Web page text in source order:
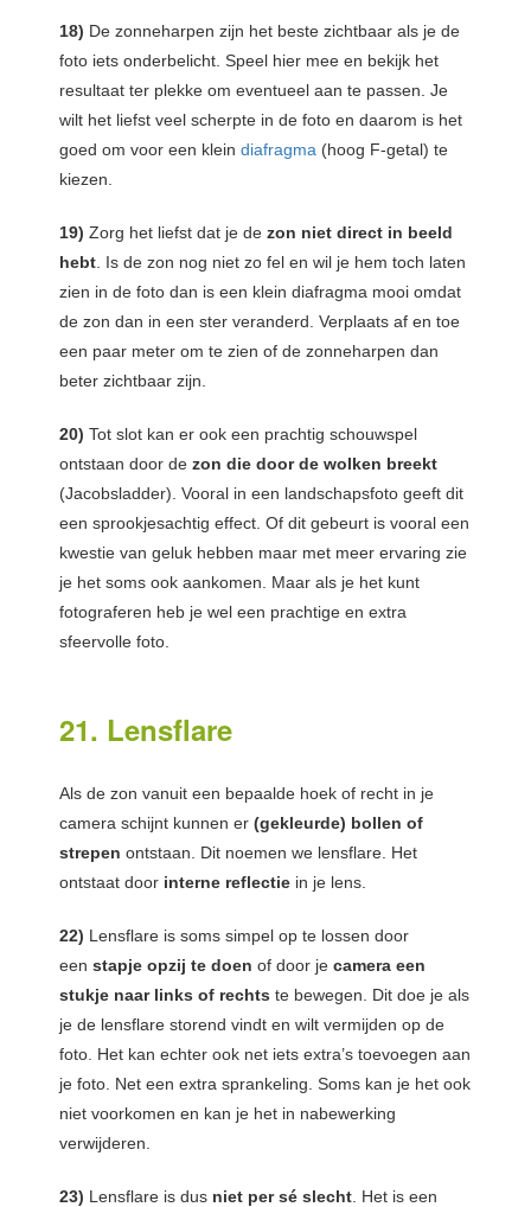
18) De zonneharpen zijn het beste zichtbaar als je de
foto iets onderbelicht. Speel hier mee en bekijk het
resultaat ter plekke om eventueel aan te passen. Je
wilt het liefst veel scherpte in de foto en daarom is het
goed om voor een klein diafragma (hoog F-getal) te
kiezen.
19) Zorg het liefst dat je de zon niet direct in beeld
hebt . Is de zon nog niet zo fel en wil je hem toch laten
zien in de foto dan is een klein diafragma mooi omdat
de zon dan in een ster veranderd. Verplaats af en toe
een paar meter om te zien of de zonneharpen dan
beter zichtbaar zijn.
20) Tot slot kan er ook een prachtig schouwspel
ontstaan door de zon die door de wolken breekt
(Jacobsladder). Vooral in een landschapsfoto geeft dit
een sprookjesachtig effect. Of dit gebeurt is vooral een
kwestie van geluk hebben maar met meer ervaring zie
je het soms ook aankomen. Maar als je het kunt
fotograferen heb je wel een prachtige en extra
sfeervolle foto.
21. Lensflare
Als de zon vanuit een bepaalde hoek of recht in je
camera schijnt kunnen er (gekleurde) bollen of
strepen ontstaan. Dit noemen we lensflare. Het
ontstaat door interne reflectie in je lens.
22) Lensflare is soms simpel op te lossen door
een stapje opzij te doen of door je camera een
stukje naar links of rechts te bewegen. Dit doe je als
je de lensflare storend vindt en wilt vermijden op de
foto. Het kan echter ook net iets extra’s toevoegen aan
je foto. Net een extra sprankeling. Soms kan je het ook
niet voorkomen en kan je het in nabewerking
verwijderen.
23) Lensflare is dus niet per sé slecht . Het is een